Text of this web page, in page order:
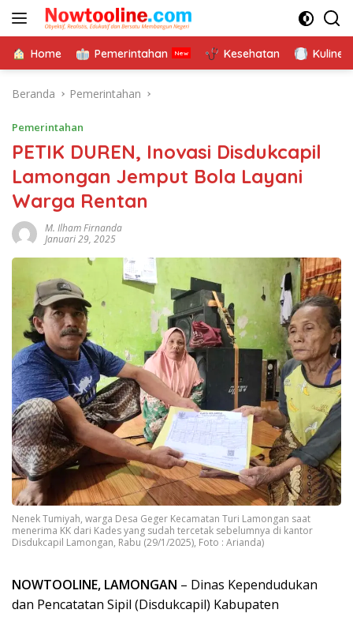
Langsung
Home Pemerintahan Kesehatan Kuliner
Beranda Pemerintahan
Pemerintahan
PETIK DUREN, Inovasi Disdukcapil
Lamongan Jemput Bola Layani
Warga Rentan
M. Ilham Firnanda
Januari 29, 2025
Nenek Tumiyah, warga Desa Geger Kecamatan Turi Lamongan saat
menerima KK dari Kades yang sudah tercetak sebelumnya di kantor
Disdukcapil Lamongan, Rabu (29/1/2025), Foto : Arianda)
NOWTOOLINE, LAMONGAN – Dinas Kependudukan
dan Pencatatan Sipil (Disdukcapil) Kabupaten